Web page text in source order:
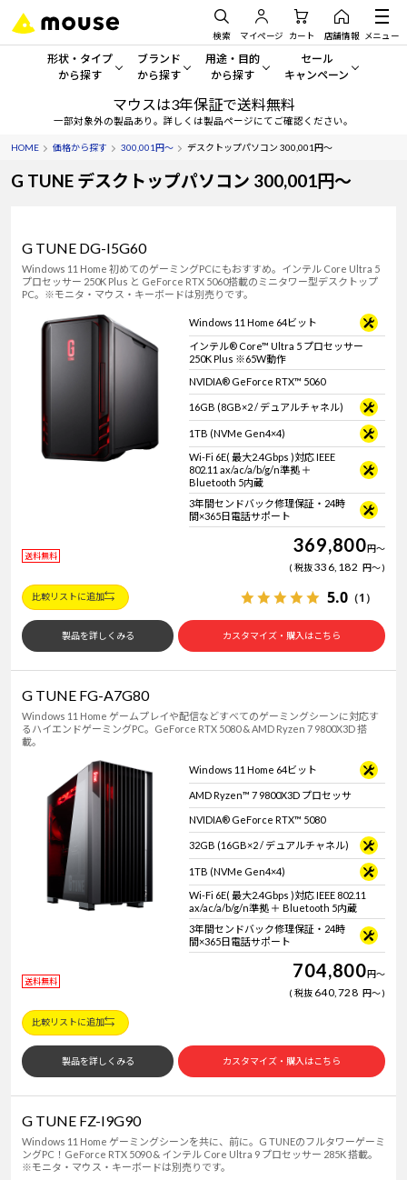
検索 マイページ カート 店舗情報 メニュー
形状・タイプ
から探す
形状・タイプから探す をすべてみる
デスクトップPC
タブレット
サーバー
ワークステーション
Windows 11
ブランド
から探す
mouse
G TUNE
DAIV
MousePro
Windows 11|Copilot+ PC
用途・目的
から探す
一般向けパソコン
ゲーミングPC・ゲーム向けパソコン
学習向けパソコン
スペック/パーツ別
AIおすすめパソコン
Windows 11 Copilot+ PC
セール
キャンペーン
セール・キャンペー
期間限定セール
おすすめ目玉パソコン
Windows 11|Copilot+ PC
マウスは3年保証で送料無料
一部対象外の製品あり。詳しくは製品ページにてご確認ください。
HOME 価格から探す 300,001円～ デスクトップパソコン 300,001円～
G TUNE デスクトップパソコン 300,001円～
G TUNE DG-I5G60
Windows 11 Home 初めてのゲーミングPCにもおすすめ。インテル Core Ultra 5
プロセッサー 250K Plus と GeForce RTX 5060搭載のミニタワー型デスクトップ
PC。※モニタ・マウス・キーボードは別売りです。
Windows 11 Home 64ビット
インテル® Core™ Ultra 5 プロセッサー
250K Plus ※65W動作
NVIDIA® GeForce RTX™ 5060
16GB (8GB×2 / デュアルチャネル)
1TB (NVMe Gen4×4)
Wi-Fi 6E( 最大2.4Gbps )対応 IEEE
802.11 ax/ac/a/b/g/n準拠 ＋
Bluetooth 5内蔵
3年間センドバック修理保証・24時
間×365日電話サポート
送料無料 369,800円～
税抜336,182 円～
比較リストに追加 5.0 （1）
製品を詳しくみる カスタマイズ・購入はこちら
G TUNE FG-A7G80
Windows 11 Home ゲームプレイや配信などすべてのゲーミングシーンに対応す
るハイエンドゲーミングPC。GeForce RTX 5080 & AMD Ryzen 7 9800X3D 搭
載。
Windows 11 Home 64ビット
AMD Ryzen™ 7 9800X3D プロセッサ
NVIDIA® GeForce RTX™ 5080
32GB (16GB×2 / デュアルチャネル)
1TB (NVMe Gen4×4)
Wi-Fi 6E( 最大2.4Gbps )対応 IEEE 802.11
ax/ac/a/b/g/n準拠 ＋ Bluetooth 5内蔵
3年間センドバック修理保証・24時
間×365日電話サポート
送料無料 704,800円～
税抜 640,728 円～
比較リストに追加
製品を詳しくみる カスタマイズ・購入はこちら
G TUNE FZ-I9G90
Windows 11 Home ゲーミングシーンを共に、前に。G TUNEのフルタワーゲーミ
ングPC！GeForce RTX 5090 & インテル Core Ultra 9 プロセッサー 285K 搭載。
※モニタ・マウス・キーボードは別売りです。